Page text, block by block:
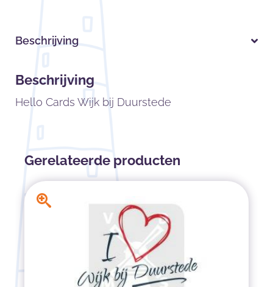
Beschrijving
Beschrijving
Hello Cards Wijk bij Duurstede
Gerelateerde producten